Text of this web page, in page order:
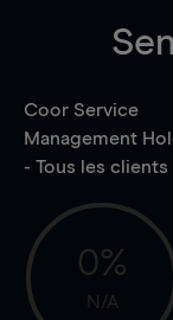
Coor Service
Management
- Tous les clients
0%
N/A